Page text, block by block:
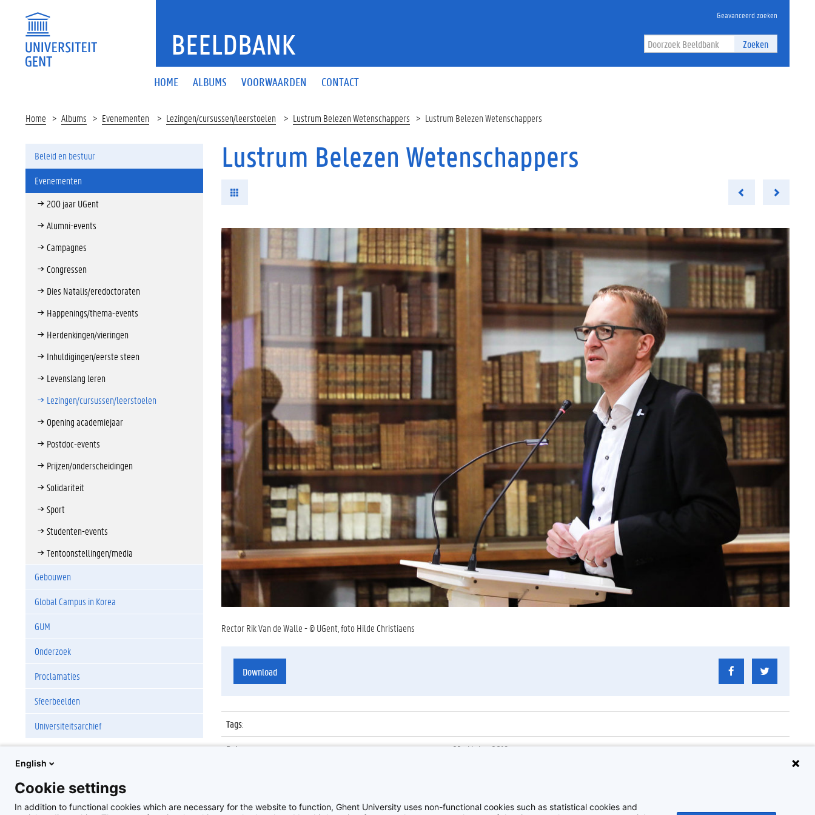
BEELDBANK
Geavanceerd zoeken
Zoeken
HOME ALBUMS VOORWAARDEN CONTACT
Home Albums Evenementen Lezingen/cursussen/leerstoelen Lustrum Belezen Wetenschappers Lustrum Belezen Wetenschappers
Beleid en bestuur
Evenementen
200 jaar UGent
Alumni-events
Campagnes
Congressen
Dies Natalis/eredoctoraten
Happenings/thema-events
Herdenkingen/vieringen
Inhuldigingen/eerste steen
Levenslang leren
Lezingen/cursussen/leerstoelen
Opening academiejaar
Postdoc-events
Prijzen/onderscheidingen
Solidariteit
Sport
Studenten-events
Tentoonstellingen/media
Gebouwen
Global Campus in Korea
GUM
Onderzoek
Proclamaties
Sfeerbeelden
Universiteitsarchief
Lustrum Belezen Wetenschappers
Rector Rik Van de Walle - © UGent, foto Hilde Christiaens
Download
Tags:
Datum:
22 oktober 2019
English
Cookie settings
In addition to functional cookies which are necessary for the website to function, Ghent University uses non-functional cookies such as statistical cookies and